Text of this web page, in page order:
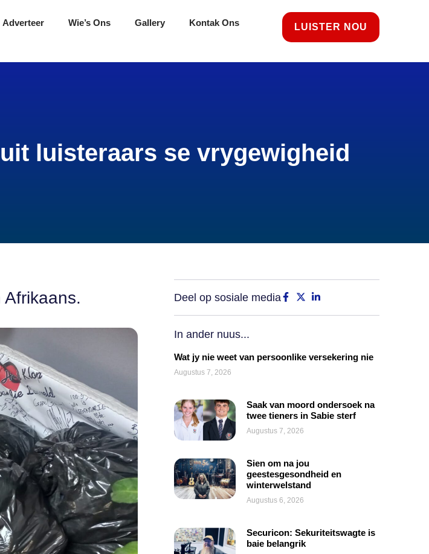
Adverteer Wie’s Ons Gallery Kontak Ons LUISTER NOU
luisteraars se vrygewigheid
Deel op sosiale media
In ander nuus...
Wat jy nie weet van persoonlike versekering nie
Augustus 7, 2026
Saak van moord ondersoek na
twee tieners in Sabie sterf
Augustus 7, 2026
Sien om na jou
geestesgesondheid en
winterwelstand
Augustus 6, 2026
Securicon: Sekuriteitswagte is
baie belangrik